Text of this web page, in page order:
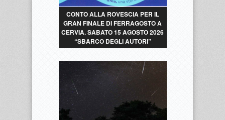
CONTO ALLA ROVESCIA PER IL
GRAN FINALE DI FERRAGOSTO A
CERVIA. SABATO 15 AGOSTO 2026
“SBARCO DEGLI AUTORI”